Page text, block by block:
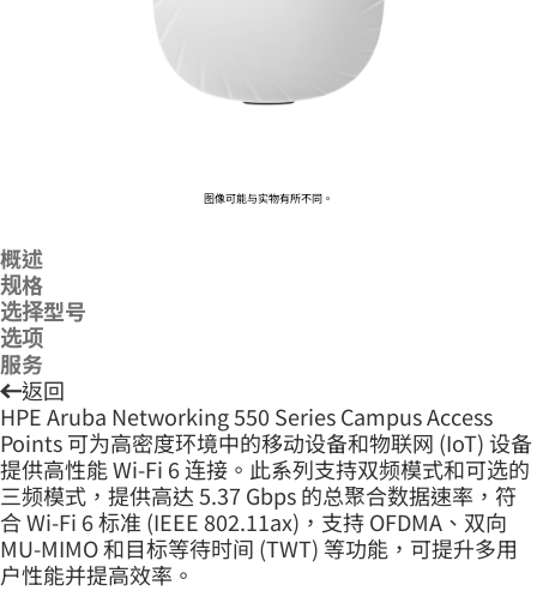
图像可能与实物有所不同。
概述
规格
选择型号
选项
服务
返回
HPE Aruba Networking 550 Series Campus Access
Points 可为高密度环境中的移动设备和物联网 (IoT) 设备
提供高性能 Wi-Fi 6 连接。此系列支持双频模式和可选的
三频模式，提供高达 5.37 Gbps 的总聚合数据速率，符
合 Wi-Fi 6 标准 (IEEE 802.11ax)，支持 OFDMA、双向
MU-MIMO 和目标等待时间 (TWT) 等功能，可提升多用
户性能并提高效率。